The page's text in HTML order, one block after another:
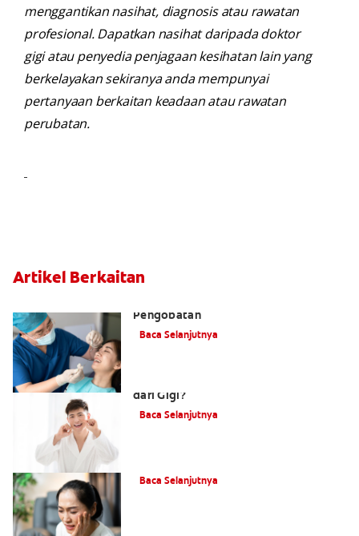
menggantikan nasihat, diagnosis atau rawatan
profesional. Dapatkan nasihat daripada doktor
gigi atau penyedia penjagaan kesihatan lain yang
berkelayakan sekiranya anda mempunyai
pertanyaan berkaitan keadaan atau rawatan
perubatan.
Artikel Berkaitan
Pengobatan
Baca Selanjutnya
dari Gigi?
Baca Selanjutnya
Baca Selanjutnya